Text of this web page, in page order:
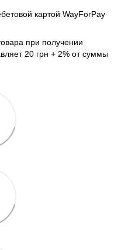
картой WayForPay
при получении
20 грн + 2% от суммы